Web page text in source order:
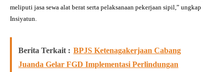
meliputi jasa sewa alat berat serta pelaksanaan pekerjaan sipil,” ungkap
Insiyatun.
Berita Terkait : BPJS Ketenagakerjaan Cabang
Juanda Gelar FGD Implementasi Perlindungan